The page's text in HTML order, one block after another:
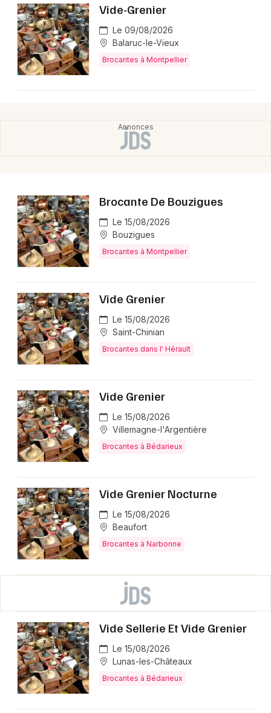
Vide-Grenier
Le 09/08/2026
Balaruc-le-Vieux
Brocantes à Montpellier
Brocante De Bouzigues
Le 15/08/2026
Bouzigues
Brocantes à Montpellier
Vide Grenier
Le 15/08/2026
Saint-Chinian
Brocantes dans l' Hérault
Vide Grenier
Le 15/08/2026
Villemagne-l'Argentière
Brocantes à Bédarieux
Vide Grenier Nocturne
Le 15/08/2026
Beaufort
Brocantes à Narbonne
Vide Sellerie Et Vide Grenier
Le 15/08/2026
Lunas-les-Châteaux
Brocantes à Bédarieux